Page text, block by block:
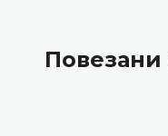
Повезани